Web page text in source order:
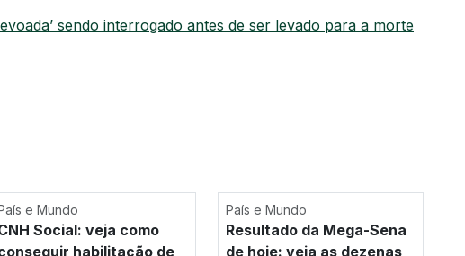
sendo interrogado antes de ser levado para a morte
e Mundo
Social: veja como
habilitação de
País e Mundo
Resultado da Mega-Sena
de hoje: veja as dezenas